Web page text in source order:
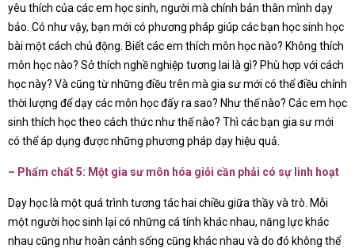
yêu thích của các em học sinh, người mà chính bản thân mình dạy
bảo. Có như vậy, bạn mới có phương pháp giúp các bạn học sinh học
bài một cách chủ động. Biết các em thích môn học nào? Không thích
môn học nào? Sở thích nghề nghiệp tương lai là gì? Phù hợp với cách
học này? Và cũng từ những điều trên mà gia sư mới có thể điều chỉnh
thời lượng để dạy các môn học đấy ra sao? Như thế nào? Các em học
sinh thích học theo cách thức như thế nào? Thì các bạn gia sư mới
có thể áp dụng được những phương pháp dạy hiệu quả.
– Phẩm chất 5: Một gia sư môn hóa giỏi cần phải có sự linh hoạt
Dạy học là một quá trình tương tác hai chiều giữa thầy và trò. Mỗi
một người học sinh lại có những cá tính khác nhau, năng lực khác
nhau cũng như hoàn cảnh sống cũng khác nhau và do đó không thể